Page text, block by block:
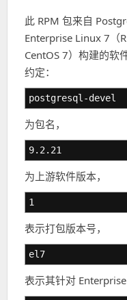
此 RPM 包来自
Enterprise Linux 7（
CentOS 7）构建的软
约定：
postgresql-devel
为包名，
9.2.21
为上游软件版本，
1
表示打包版本号，
el7
表示其针对